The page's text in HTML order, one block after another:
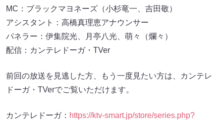
MC：ブラックマヨネーズ（小杉竜一、吉田敬）
アシスタント：高橋真理恵アナウンサー
パネラー：伊集院光、月亭八光、萌々（爛々）
配信：カンテレドーガ・TVer
前回の放送を見逃した方、もう一度見たい方は、カンテレ
ドーガ・TVerでご覧いただけます。
カンテレドーガ： https://ktv-smart.jp/store/series.php?